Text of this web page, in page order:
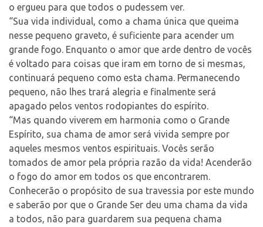
o ergueu para que todos o pudessem ver.
“Sua vida individual, como a chama única que queima
nesse pequeno graveto, é suficiente para acender um
grande fogo. Enquanto o amor que arde dentro de vocês
é voltado para coisas que iram em torno de si mesmas,
continuará pequeno como esta chama. Permanecendo
pequeno, não lhes trará alegria e finalmente será
apagado pelos ventos rodopiantes do espírito.
“Mas quando viverem em harmonia como o Grande
Espírito, sua chama de amor será vivida sempre por
aqueles mesmos ventos espirituais. Vocês serão
tomados de amor pela própria razão da vida! Acenderão
o fogo do amor em todos os que encontrarem.
Conhecerão o propósito de sua travessia por este mundo
e saberão por que o Grande Ser deu uma chama da vida
a todos, não para guardarem sua pequena chama